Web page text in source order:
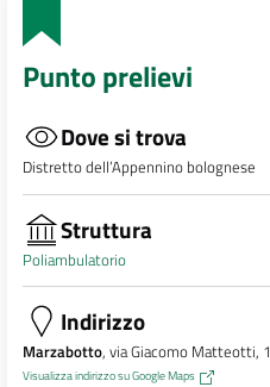
Punto prelievi
Dove si trova
Distretto dell’Appennino bolognese
Struttura
Poliambulatorio
Indirizzo
Marzabotto, via Giacomo Matteotti, 1
Visualizza indirizzo su Google Maps